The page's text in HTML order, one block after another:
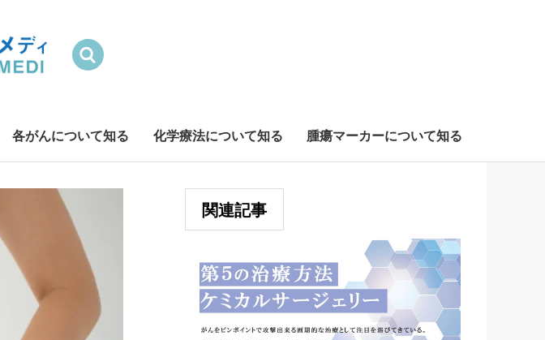
検索
各がんについて知る 化学療法について知る 腫瘍マーカーについて知る
関連記事